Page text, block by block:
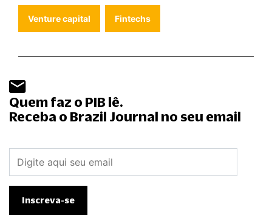
Venture capital Fintechs
Quem faz o PIB lê.
Receba o Brazil Journal no seu email